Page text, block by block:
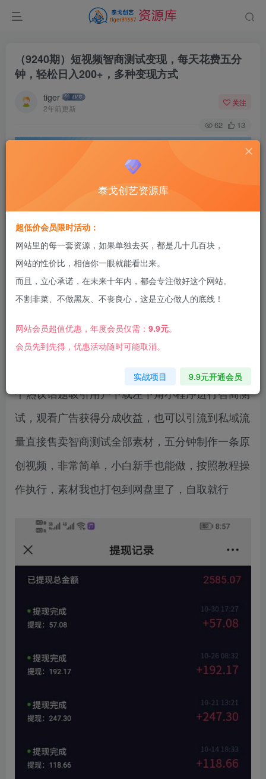
（9240期）短视频智商测试变现，每天花费五分
钟，轻松日入200+，多种变现方式
tiger
2年前更新
关注
62 13
智商测试这四个字就能够引起广大群众的眼球，是
一个热议话题，我们这个项目就是利用智商测试这
个热议话题吸引用户下载左下角小程序进行智商测
试，观看广告获得分成收益，也可以引流到私域流
量直接售卖智商测试全部素材，五分钟制作一条原
创视频，非常简单，小白新手也能做，按照教程操
作执行，素材我也打包到网盘里了，自取就行
泰戈创艺资源库
超低价会员限时活动：
网站里的每一套资源，如果单独去买，都是几十几百块，
网站的性价比，相信你一眼就能看出来。
而且，立心承诺，在未来十年内，都会专注做好这个网站。
不割非菜、不做黑灰、不丧良心，这是立心做人的底线！
网站会员超值优惠，年度会员仅需： 9.9元。
会员先到先得，优惠活动随时可能取消。
实战项目 9.9元开通会员